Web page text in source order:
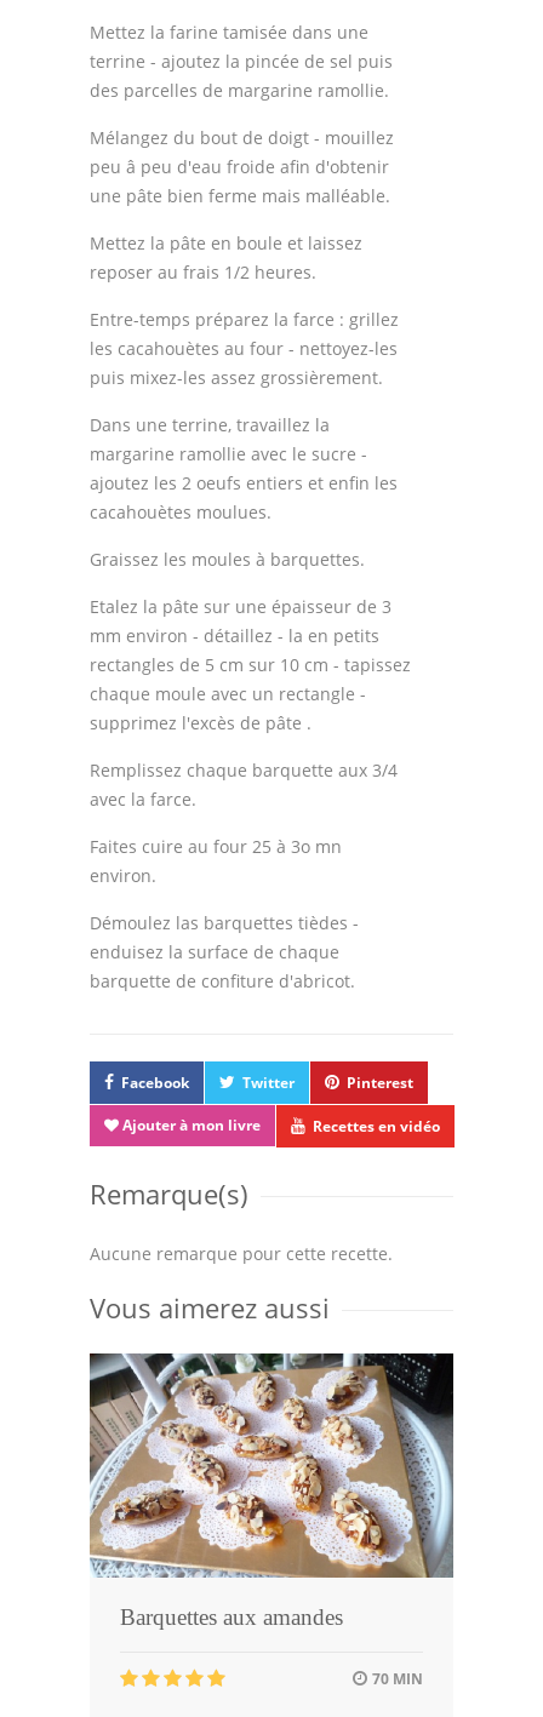
Forum
Espace Personnel
Mettez la farine tamisée dans une
terrine - ajoutez la pincée de sel puis
des parcelles de margarine ramollie.
Mélangez du bout de doigt - mouillez
peu â peu d'eau froide afin d'obtenir
une pâte bien ferme mais malléable.
Mettez la pâte en boule et laissez
reposer au frais 1/2 heures.
Entre-temps préparez la farce : grillez
les cacahouètes au four - nettoyez-les
puis mixez-les assez grossièrement.
Dans une terrine, travaillez la
margarine ramollie avec le sucre -
ajoutez les 2 oeufs entiers et enfin les
cacahouètes moulues.
Graissez les moules à barquettes.
Etalez la pâte sur une épaisseur de 3
mm environ - détaillez - la en petits
rectangles de 5 cm sur 10 cm - tapissez
chaque moule avec un rectangle -
supprimez l'excès de pâte .
Remplissez chaque barquette aux 3/4
avec la farce.
Faites cuire au four 25 à 3o mn
environ.
Démoulez las barquettes tièdes -
enduisez la surface de chaque
barquette de confiture d'abricot.
Facebook Twitter Pinterest
Ajouter à mon livre Recettes en vidéo
Remarque(s)
Aucune remarque pour cette recette.
Vous aimerez aussi
Barquettes aux amandes
70 MIN